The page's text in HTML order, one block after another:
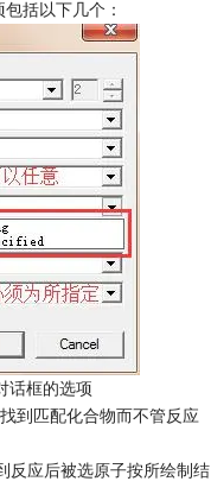
括以下几个：
话框的选项
到匹配化合物而不管反应
反应后被选原子按所绘制结